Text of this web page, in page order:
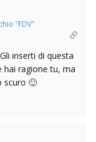
"FDV"
inserti di questa
hai ragione tu, ma
scuro 🙂